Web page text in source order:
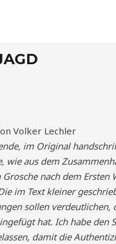
Volker Lechler
im Original
wie aus dem
Grosche nach dem Ersten
im Text kleiner
sollen verdeutlichen,
hat. Ich habe den
damit die